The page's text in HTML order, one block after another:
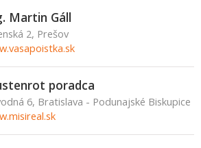
Martin Gáll
2, Prešov
poradca
6, Bratislava - Podunajské Biskupice